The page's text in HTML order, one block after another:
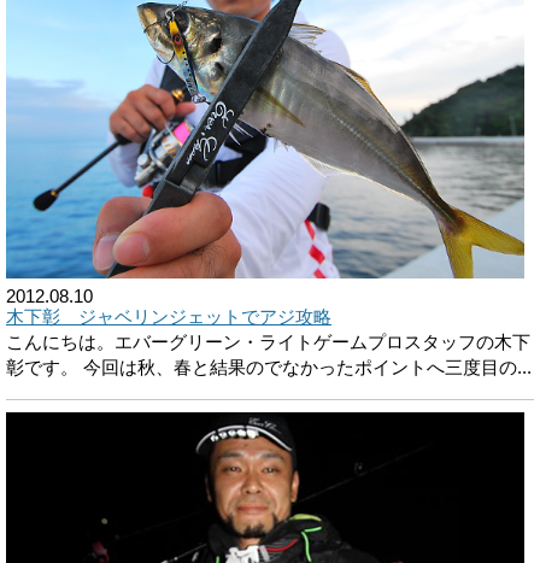
2012.08.10
木下彰 ジャベリンジェットでアジ攻略
こんにちは。エバーグリーン・ライトゲームプロスタッフの木下
彰です。 今回は秋、春と結果のでなかったポイントへ三度目の...